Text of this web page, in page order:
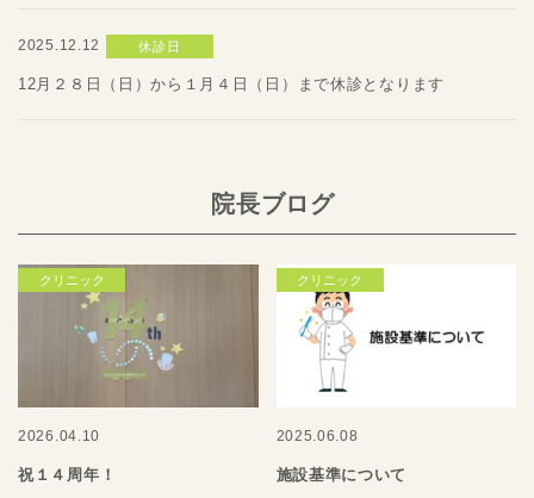
2025.12.12 休診日
12月２８日（日）から１月４日（日）まで休診となります
院長ブログ
クリニック
2026.04.10
祝１４周年！
クリニック
2025.06.08
施設基準について